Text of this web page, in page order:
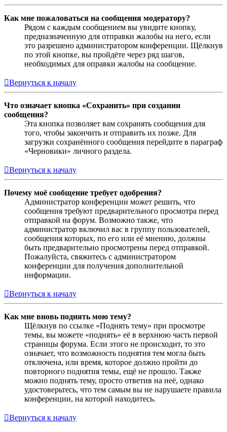
Как мне пожаловаться на сообщения модератору?
Рядом с каждым сообщением вы увидите кнопку,
предназначенную для отправки жалобы на него, если
это разрешено администратором конференции. Щёлкнув
по этой кнопке, вы пройдёте через ряд шагов,
необходимых для оправки жалобы на сообщение.
Вернуться к началу
Что означает кнопка «Сохранить» при создании
сообщения?
Эта кнопка позволяет вам сохранять сообщения для
того, чтобы закончить и отправить их позже. Для
загрузки сохранённого сообщения перейдите в параграф
«Черновики» личного раздела.
Вернуться к началу
Почему моё сообщение требует одобрения?
Администратор конференции может решить, что
сообщения требуют предварительного просмотра перед
отправкой на форум. Возможно также, что
администратор включил вас в группу пользователей,
сообщения которых, по его или её мнению, должны
быть предварительно просмотрены перед отправкой.
Пожалуйста, свяжитесь с администратором
конференции для получения дополнительной
информации.
Вернуться к началу
Как мне вновь поднять мою тему?
Щёлкнув по ссылке «Поднять тему» при просмотре
темы, вы можете «поднять» её в верхнюю часть первой
страницы форума. Если этого не происходит, то это
означает, что возможность поднятия тем могла быть
отключена, или время, которое должно пройти до
повторного поднятия темы, ещё не прошло. Также
можно поднять тему, просто ответив на неё, однако
удостоверьтесь, что тем самым вы не нарушаете правила
конференции, на которой находитесь.
Вернуться к началу